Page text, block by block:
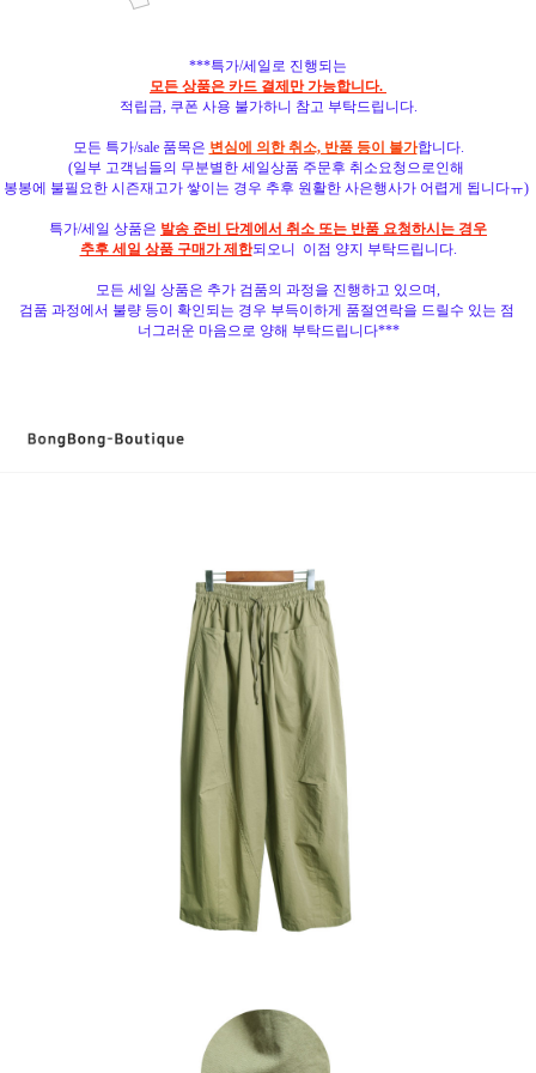
***특가/세일로 진행되는
모든 상품은 카드 결제만 가능합니다.
적립금, 쿠폰 사용 불가하니 참고 부탁드립니다.
모든 특가/sale 품목은 변심에 의한 취소, 반품 등이 불가합니다.
(일부 고객님들의 무분별한 세일상품 주문후 취소요청으로인해
봉봉에 불필요한 시즌재고가 쌓이는 경우 추후 원활한 사은행사가 어렵게 됩니다ㅠ)
특가/세일 상품은 발송 준비 단계에서 취소 또는 반품 요청하시는 경우
추후 세일 상품 구매가 제한되오니 이점 양지 부탁드립니다.
모든 세일 상품은 추가 검품의 과정을 진행하고 있으며,
검품 과정에서 불량 등이 확인되는 경우 부득이하게 품절연락을 드릴수 있는 점
너그러운 마음으로 양해 부탁드립니다***